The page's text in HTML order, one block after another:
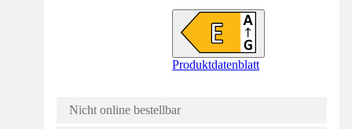
Produktdatenblatt
Nicht online bestellbar